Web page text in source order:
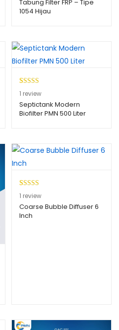
berdasarkan
Tabung Filter FRP – Tipe
1054 Hijau
Peringkat
4.00dari
5
1
penilaian
1 review
Septictank Modern
Biofilter PMN 500 Liter
Peringkat
5.00dari 5
berdasarkan
11 review
Coarse Bubble Diffuser 6
Inch